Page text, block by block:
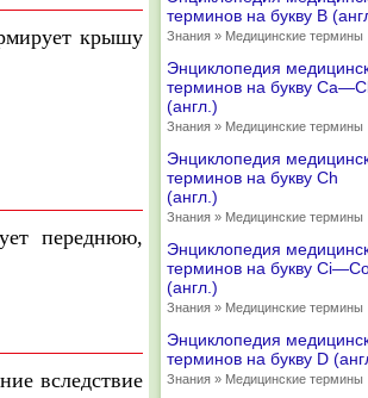
крышу
переднюю,
вследствие
терминов на букву B
Знания » Медицинские термины
Энциклопедия
терминов на букву
(англ.)
Знания » Медицинские термины
Энциклопедия
терминов на букву Ch
(англ.)
Знания » Медицинские термины
Энциклопедия
терминов на букву
(англ.)
Знания » Медицинские термины
Энциклопедия
терминов на букву D
Знания » Медицинские термины